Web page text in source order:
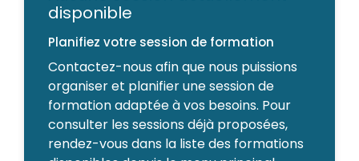
disponible
Planifiez votre session de formation
Contactez-nous afin que nous puissions
organiser et planifier une session de
formation adaptée à vos besoins. Pour
consulter les sessions déjà proposées,
rendez-vous dans la liste des formations